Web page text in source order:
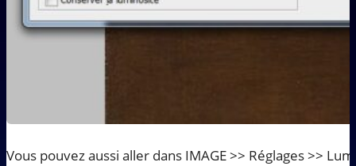
Vous pouvez aussi aller dans IMAGE >> Réglages >>